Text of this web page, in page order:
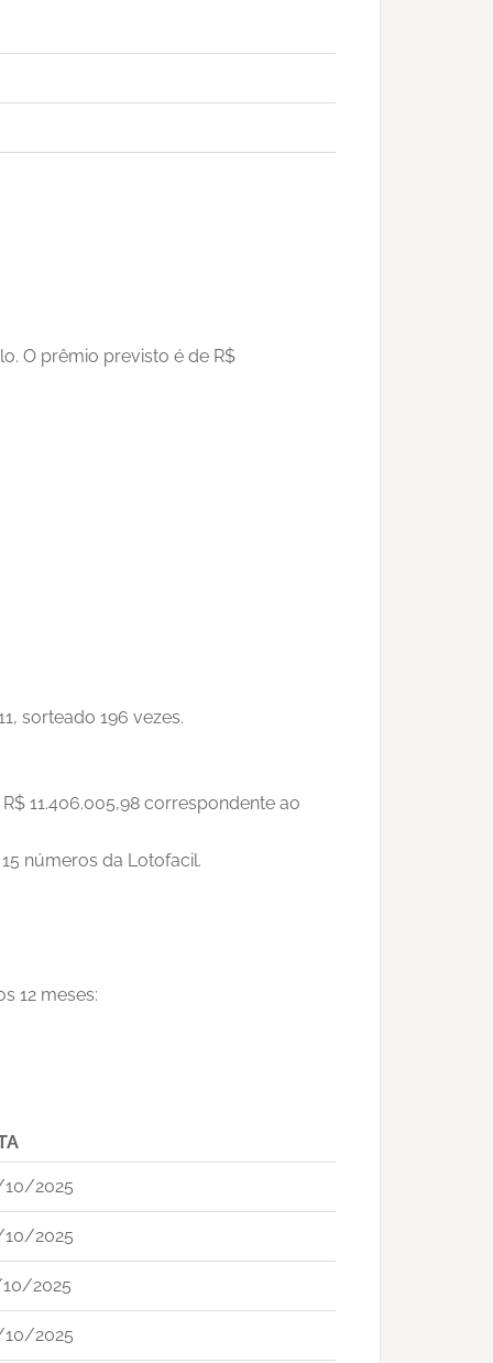
O prêmio previsto é de R$
sorteado 196 vezes.
11.406.005,98 correspondente ao
números da Lotofacil.
12 meses:
2025
2025
2025
2025